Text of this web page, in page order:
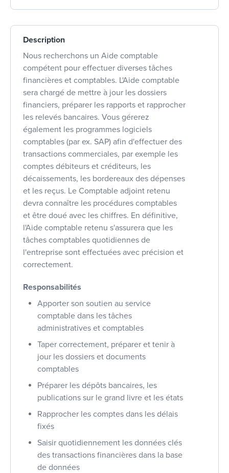
Description
Nous recherchons un Aide comptable
compétent pour effectuer diverses tâches
financières et comptables. L'Aide comptable
sera chargé de mettre à jour les dossiers
financiers, préparer les rapports et rapprocher
les relevés bancaires. Vous gérerez
également les programmes logiciels
comptables (par ex. SAP) afin d'effectuer des
transactions commerciales, par exemple les
comptes débiteurs et créditeurs, les
décaissements, les bordereaux des dépenses
et les reçus. Le Comptable adjoint retenu
devra connaître les procédures comptables
et être doué avec les chiffres. En définitive,
l'Aide comptable retenu s'assurera que les
tâches comptables quotidiennes de
l'entreprise sont effectuées avec précision et
correctement.
Responsabilités
Apporter son soutien au service
comptable dans les tâches
administratives et comptables
Taper correctement, préparer et tenir à
jour les dossiers et documents
comptables
Préparer les dépôts bancaires, les
publications sur le grand livre et les états
Rapprocher les comptes dans les délais
fixés
Saisir quotidiennement les données clés
des transactions financières dans la base
de données